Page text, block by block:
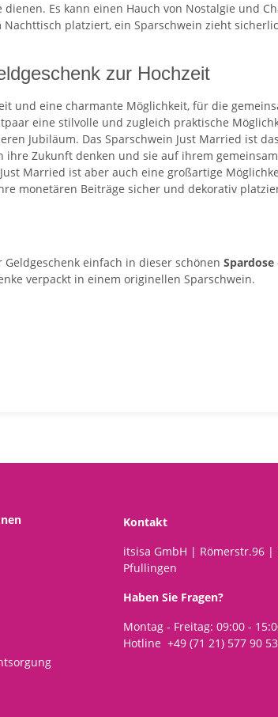
Es kann einen Hauch von Nostalgie und
platziert, ein Sparschwein zieht
zur Hochzeit
und eine charmante Möglichkeit, für die
eine stilvolle und zugleich praktische
Jubiläum. Das Sparschwein Just Married ist
Zukunft denken und sie auf ihrem
Married ist aber auch eine großartige
monetären Beiträge sicher und dekorativ
Geldgeschenk einfach in dieser schönen Spardose
verpackt in einem originellen Sparschwein.
Kontakt
itsisa GmbH | Römerstr.96 |
Pfullingen
Haben Sie Fragen?
Montag - Freitag: 09:00 -
Hotline +49 (71 21) 577 90 53